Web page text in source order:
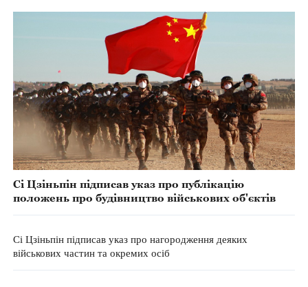
Сі Цзіньпін підписав указ про публікацію
положень про будівництво військових об'єктів
Сі Цзіньпін підписав указ про нагородження деяких
військових частин та окремих осіб